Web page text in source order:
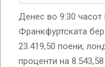
Денес во 9:30 часот
Франкфуртската
23.419,50 поени,
проценти на